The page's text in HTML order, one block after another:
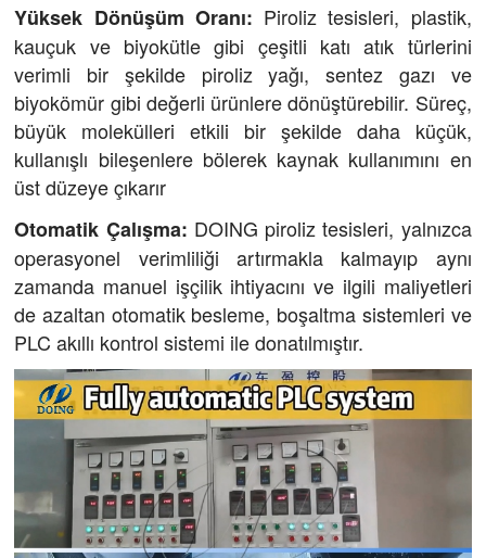
Yüksek Dönüşüm Oranı: Piroliz tesisleri, plastik,
kauçuk ve biyokütle gibi çeşitli katı atık türlerini
verimli bir şekilde piroliz yağı, sentez gazı ve
biyokömür gibi değerli ürünlere dönüştürebilir. Süreç,
büyük molekülleri etkili bir şekilde daha küçük,
kullanışlı bileşenlere bölerek kaynak kullanımını en
üst düzeye çıkarır
Otomatik Çalışma: DOING piroliz tesisleri, yalnızca
operasyonel verimliliği artırmakla kalmayıp aynı
zamanda manuel işçilik ihtiyacını ve ilgili maliyetleri
de azaltan otomatik besleme, boşaltma sistemleri ve
PLC akıllı kontrol sistemi ile donatılmıştır.